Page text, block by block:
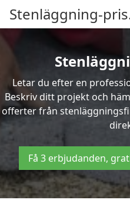
Stenläggning-
Letar du efter en
Beskriv ditt projekt och
offerter från
Få 3 erbjudanden,